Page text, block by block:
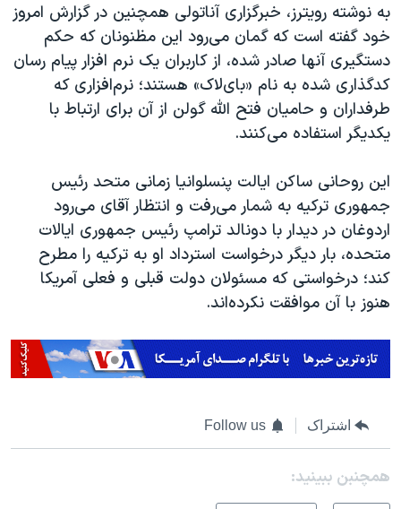
سفر پرزیدنت ترامپ به چین
به نوشته رویترز، خبرگزاری آناتولی همچنین در گزارش امروز
خود گفته است که گمان می‌رود این مظنونان که حکم
دستگیری آنها صادر شده، از کاربران یک نرم افزار پیام رسان
کدگذاری شده به نام «بای‌لاک» هستند؛ نرم‌افزاری که
طرفداران و حامیان فتح الله گولن از آن برای ارتباط با
یکدیگر استفاده می‌کنند.
این روحانی ساکن ایالت پنسلوانیا زمانی متحد رئیس
جمهوری ترکیه به شمار می‌رفت و انتظار آقای می‌رود
اردوغان در دیدار با دونالد ترامپ رئیس جمهوری ایالات
متحده، بار دیگر درخواست استرداد او به ترکیه را مطرح
کند؛ درخواستی که مسئولان دولت قبلی و فعلی آمریکا
هنوز با آن موافقت نکرده‌اند.
اشتراک Follow us
همچنبن ببینید: